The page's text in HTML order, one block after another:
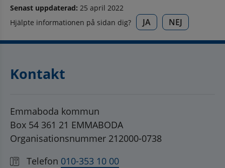
Senast uppdaterad: 25 april 2022
Hjälpte informationen på sidan dig?
JA NEJ
Kontakt
Emmaboda kommun
Box 54 361 21 EMMABODA
Organisationsnummer 212000-0738
Telefon 010-353 10 00